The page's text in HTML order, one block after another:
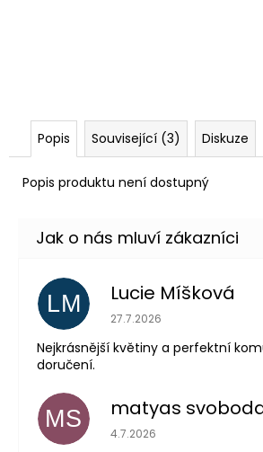
Popis Související (3) Diskuze
Popis produktu není dostupný
LM Lucie Míšková
Hodnocení obchodu je 5
27.7.2026
Nejkrásnější květiny a perfektní
doručení.
MS matyas
Hodnocení obchodu je 5
4.7.2026